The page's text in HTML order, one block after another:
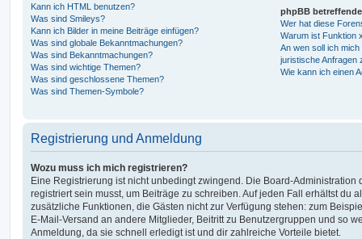
Kann ich HTML benutzen?
Was sind Smileys?
Kann ich Bilder in meine Beiträge einfügen?
Was sind globale Bekanntmachungen?
Was sind Bekanntmachungen?
Was sind wichtige Themen?
Was sind geschlossene Themen?
Was sind Themen-Symbole?
phpBB
Wer hat diese
Warum ist Funktion
An wen soll ich
juristische Anfragen
Wie kann ich einen
Registrierung und Anmeldung
Wozu muss ich mich registrieren?
Eine Registrierung ist nicht unbedingt zwingend. Die Board-Administration
registriert sein musst, um Beiträge zu schreiben. Auf jeden Fall erhältst du
zusätzliche Funktionen, die Gästen nicht zur Verfügung stehen: zum
E-Mail-Versand an andere Mitglieder, Beitritt zu Benutzergruppen und so
Anmeldung, da sie schnell erledigt ist und dir zahlreiche Vorteile bietet.